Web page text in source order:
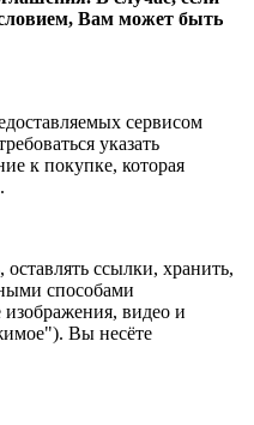
Вам может быть
сервисом
указать
к покупке, которая
ссылки, хранить,
способами
видео и
Вы несёте